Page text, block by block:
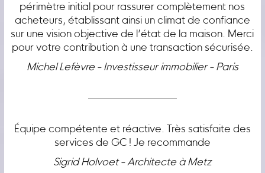
périmètre initial pour rassurer complètement nos
acheteurs, établissant ainsi un climat de confiance
sur une vision objective de l’état de la maison. Merci
pour votre contribution à une transaction sécurisée.
Michel Lefèvre - Investisseur immobilier - Paris
Équipe compétente et réactive. Très satisfaite des
services de GC ! Je recommande
Sigrid Holvoet - Architecte à Metz